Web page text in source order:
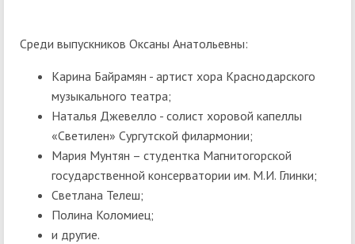
Среди выпускников Оксаны Анатольевны:
Карина Байрамян - артист хора Краснодарского
музыкального театра;
Наталья Джевелло - солист хоровой капеллы
«Светилен» Сургутской филармонии;
Мария Мунтян – студентка Магнитогорской
государственной консерватории им. М.И. Глинки;
Светлана Телеш;
Полина Коломиец;
и другие.